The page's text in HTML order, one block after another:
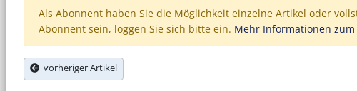
Als Abonnent haben Sie die Möglichkeit einzelne Artikel oder
Abonnent sein, loggen Sie sich bitte ein. Mehr Informationen
vorheriger Artikel